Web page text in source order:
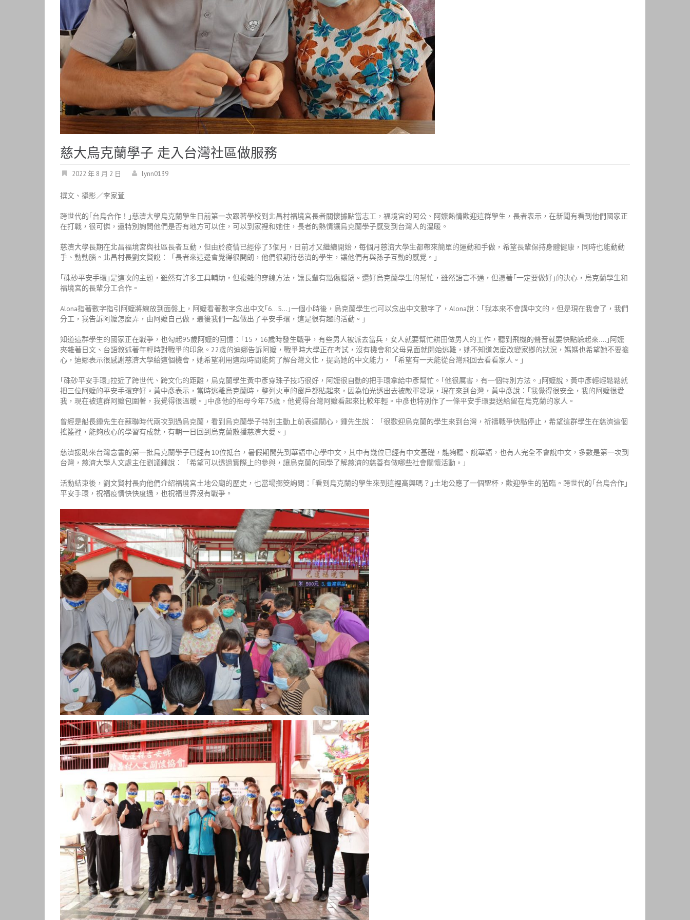
慈大烏克蘭學子 走入台灣社區做服務
2022 年 8 月 2 日 lynn0139
撰文、攝影／李家萓
跨世代的｢台烏合作！｣慈濟大學烏克蘭學生日前第一次跟著學校到北昌村福境宮長者關懷據點當志工，福境宮的阿公、阿嬤熱情歡迎這群學生，長者表示，在新聞有看到他們國家正
在打戰，很可憐，還特別詢問他們是否有地方可以住，可以到家裡和她住，長者的熱情讓烏克蘭學子感受到台灣人的溫暖。
慈濟大學長期在北昌福境宮與社區長者互動，但由於疫情已經停了3個月，日前才又繼續開始，每個月慈濟大學生都帶來簡單的運動和手做，希望長輩保持身體健康，同時也能動動
手、動動腦。北昌村長劉文賢說：「長者來這邊會覺得很開朗，他們很期待慈濟的學生，讓他們有與孫子互動的感覺。」
｢硃砂平安手環｣是這次的主題，雖然有許多工具輔助，但複雜的穿線方法，讓長輩有點傷腦筋。還好烏克蘭學生的幫忙，雖然語言不通，但憑著｢一定要做好｣的決心，烏克蘭學生和
福境宮的長輩分工合作。
Alona指著數字指引阿嬤將線放到面盤上，阿嬤看著數字念出中文｢6…5…｣一個小時後，烏克蘭學生也可以念出中文數字了，Alona說：｢我本來不會講中文的，但是現在我會了，我們
分工，我告訴阿嬤怎麼弄，由阿嬷自己做，最後我們一起做出了平安手環，這是很有趣的活動。｣
知道這群學生的國家正在戰爭，也勾起95歲阿嬤的回憶：｢15，16歲時發生戰爭，有些男人被派去當兵，女人就要幫忙耕田做男人的工作，聽到飛機的聲音就要快點躲起來….｣阿嬤
夾雜著日文、台語敘述著年輕時對戰爭的印象。22歲的迪娜告訴阿嬤，戰爭時大學正在考試，沒有機會和父母見面就開始逃難，她不知道怎麼改變家鄉的狀況，媽媽也希望她不要擔
心，迪娜表示很感謝慈濟大學給這個機會，她希望利用這段時間能夠了解台灣文化，提高她的中文能力，「希望有一天能從台灣飛回去看看家人。」
｢硃砂平安手環｣拉近了跨世代、跨文化的距離，烏克蘭學生黃中彥穿珠子技巧很好，阿嬤很自動的把手環拿給中彥幫忙。｢他很厲害，有一個特別方法。｣阿嬤說。黃中彥輕輕鬆鬆就
把三位阿嬤的平安手環穿好。黃中彥表示，當時逃離烏克蘭時，整列火車的窗戶都貼起來，因為怕光透出去被敵軍發現，現在來到台灣，黃中彥說：｢我覺得很安全，我的阿嬤很愛
我，現在被這群阿嬤包圍著，我覺得很溫暖。｣中彥他的祖母今年75歲，他覺得台灣阿嬤看起來比較年輕。中彥也特別作了一條平安手環要送給留在烏克蘭的家人。
曾經是船長鍾先生在蘇聯時代兩次到過烏克蘭，看到烏克蘭學子特別主動上前表達關心，鍾先生說：「很歡迎烏克蘭的學生來到台灣，祈禱戰爭快點停止，希望這群學生在慈濟這個
搖籃裡，能夠放心的學習有成就，有朝一日回到烏克蘭散播慈濟大愛。」
慈濟援助來台灣念書的第一批烏克蘭學子已經有10位抵台，暑假期間先到華語中心學中文，其中有幾位已經有中文基礎，能夠聽、說華語，也有人完全不會說中文，多數是第一次到
台灣，慈濟大學人文處主任劉議鍾說：「希望可以透過實際上的參與，讓烏克蘭的同學了解慈濟的慈善有做哪些社會關懷活動。」
活動結束後，劉文賢村長向他們介紹福境宮土地公廟的歷史，也當場擲筊詢問：｢看到烏克蘭的學生來到這裡高興嗎？｣土地公應了一個聖杯，歡迎學生的蒞臨。跨世代的｢台烏合作｣
平安手環，祝福疫情快快度過，也祝福世界沒有戰爭。